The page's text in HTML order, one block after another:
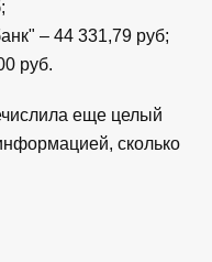
– 44 331,79 руб;
руб.
еще целый
сколько